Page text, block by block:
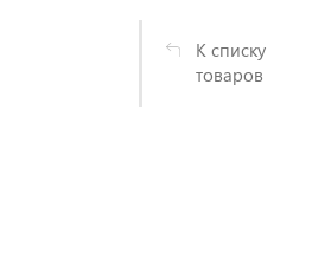
К списку
товаров